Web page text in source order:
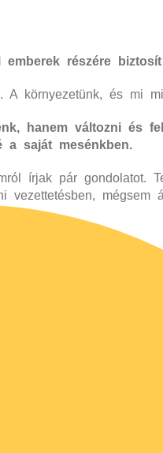
részére
környezetünk, és mi
hanem változni és
a saját mesénkben.
írjak pár gondolatot.
vezettetésben, mégsem